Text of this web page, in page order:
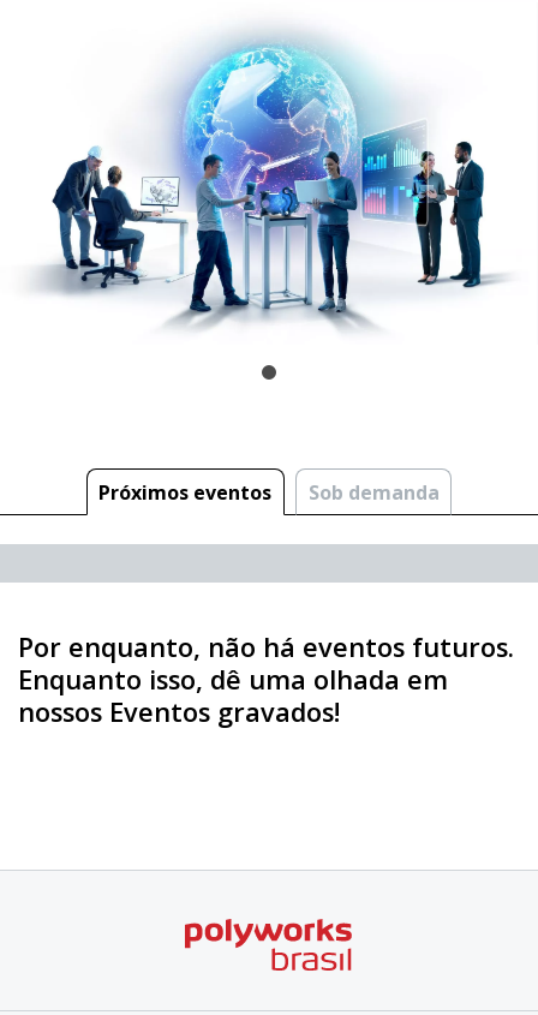
Próximos eventos Sob demanda
Por enquanto, não há eventos futuros.
Enquanto isso, dê uma olhada em
nossos Eventos gravados!